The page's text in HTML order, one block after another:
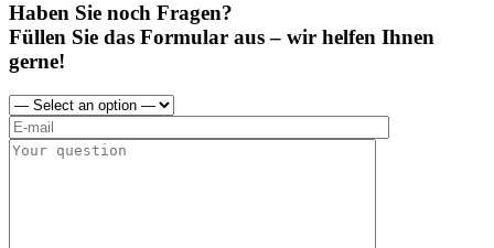
Haben Sie noch Fragen?
Füllen Sie das Formular aus – wir helfen Ihnen
gerne!